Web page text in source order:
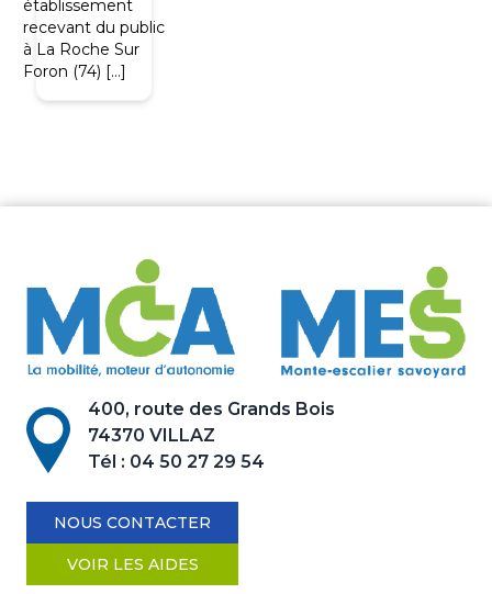
établissement
recevant du public
à La Roche Sur
Foron (74) […]
400, route des Grands Bois
74370 VILLAZ
Tél : 04 50 27 29 54
NOUS CONTACTER
VOIR LES AIDES